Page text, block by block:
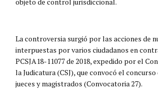
La controversia surgió por las acciones de
interpuestas por varios ciudadanos en
PCSJA18-11077 de 2018, expedido por el
la Judicatura (CSJ), que convocó el
jueces y magistrados (Convocatoria 27).